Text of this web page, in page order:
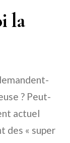
la
? Peut-
actuel
des « super